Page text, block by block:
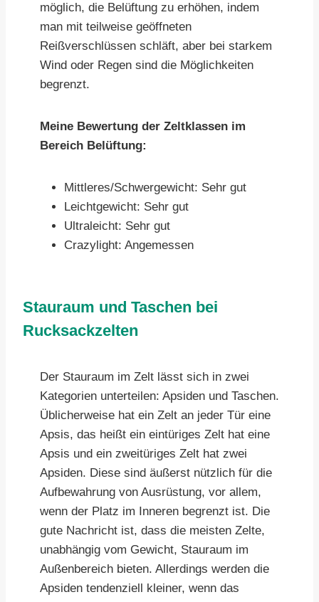
möglich, die Belüftung zu erhöhen, indem
man mit teilweise geöffneten
Reißverschlüssen schläft, aber bei starkem
Wind oder Regen sind die Möglichkeiten
begrenzt.
Meine Bewertung der Zeltklassen im
Bereich Belüftung:
Mittleres/Schwergewicht: Sehr gut
Leichtgewicht: Sehr gut
Ultraleicht: Sehr gut
Crazylight: Angemessen
Stauraum und Taschen bei
Rucksackzelten
Der Stauraum im Zelt lässt sich in zwei
Kategorien unterteilen: Apsiden und Taschen.
Üblicherweise hat ein Zelt an jeder Tür eine
Apsis, das heißt ein eintüriges Zelt hat eine
Apsis und ein zweitüriges Zelt hat zwei
Apsiden. Diese sind äußerst nützlich für die
Aufbewahrung von Ausrüstung, vor allem,
wenn der Platz im Inneren begrenzt ist. Die
gute Nachricht ist, dass die meisten Zelte,
unabhängig vom Gewicht, Stauraum im
Außenbereich bieten. Allerdings werden die
Apsiden tendenziell kleiner, wenn das